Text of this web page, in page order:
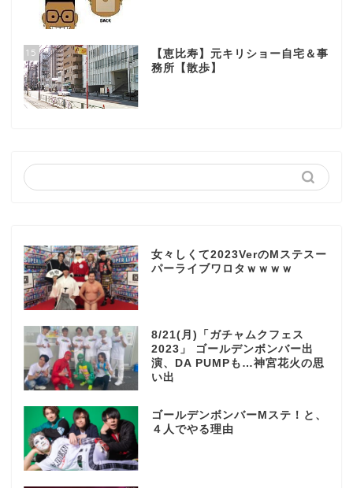
15
【恵比寿】元キリショー自宅＆事
務所【散歩】
女々しくて2023VerのMステスー
パーライブワロタｗｗｗｗ
8/21(月)「ガチャムクフェス
2023」 ゴールデンボンバー出
演、DA PUMPも…神宮花火の思
い出
ゴールデンボンバーMステ！と、
４人でやる理由